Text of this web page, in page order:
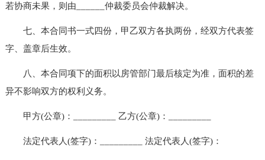
若协商未果，则由______仲裁委员会仲裁解决。
七、本合同书一式四份，甲乙双方各执两份，经双方代表签
字、盖章后生效。
八、本合同项下的面积以房管部门最后核定为准，面积的差
异不影响双方的权利义务。
甲方(公章)：_________ 乙方(公章)：_________
法定代表人(签字)：_________ 法定代表人(签字)：